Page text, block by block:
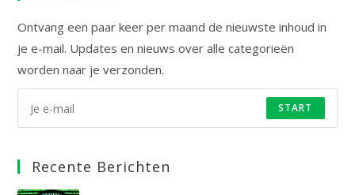
Ontvang een paar keer per maand de nieuwste inhoud in
je e-mail. Updates en nieuws over alle categorieën
worden naar je verzonden.
START
Recente Berichten